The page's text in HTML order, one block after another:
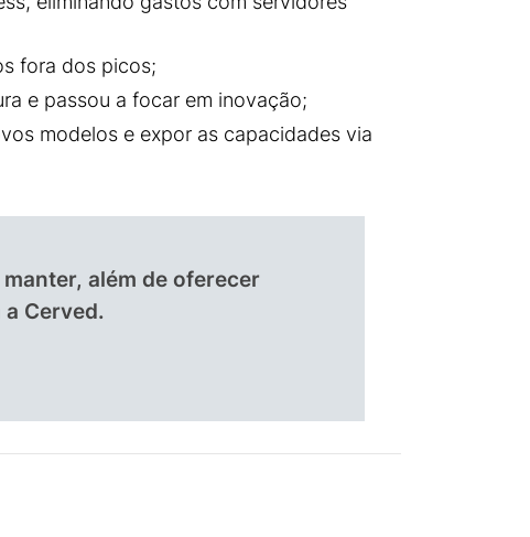
fora dos picos;
e passou a focar em inovação;
modelos e expor as capacidades via
além de oferecer
Cerved.